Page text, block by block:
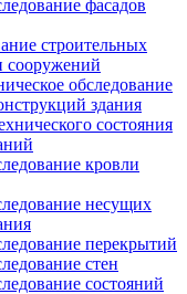
фасадов
строительных
сооружений
обследование
здания
состояния
кровли
несущих
перекрытий
стен
состояний